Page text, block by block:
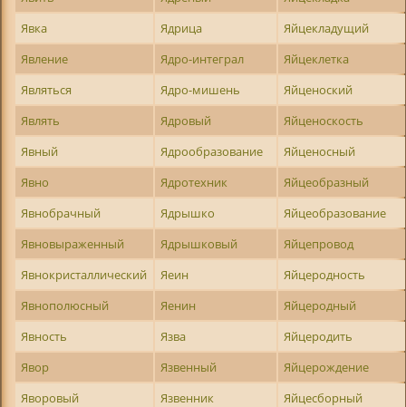
Явка
Ядрица
Яйцекладущий
Явление
Ядро-интеграл
Яйцеклетка
Являться
Ядро-мишень
Яйценоский
Являть
Ядровый
Яйценоскость
Явный
Ядрообразование
Яйценосный
Явно
Ядротехник
Яйцеобразный
Явнобрачный
Ядрышко
Яйцеобразование
Явновыраженный
Ядрышковый
Яйцепровод
Явнокристаллический
Яеин
Яйцеродность
Явнополюсный
Яенин
Яйцеродный
Явность
Язва
Яйцеродить
Явор
Язвенный
Яйцерождение
Яворовый
Язвенник
Яйцесборный